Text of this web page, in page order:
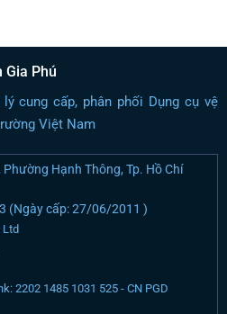
Gia Phú
cung cấp, phân phối Dụng cụ vệ
Việt Nam
Hạnh Thông, Tp. Hồ Chí
(Ngày cấp: 27/06/2011 )
Ltd
2202 1485 1031 525 - CN PGD